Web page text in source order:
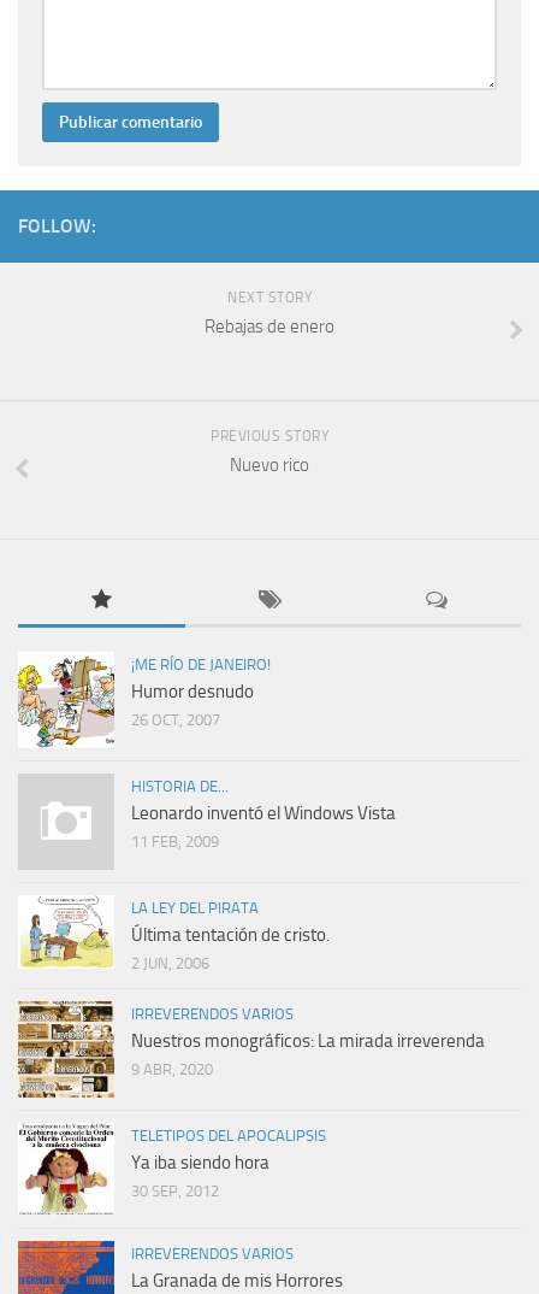
FOLLOW:
NEXT STORY
Rebajas de enero
PREVIOUS STORY
Nuevo rico
¡ME RÍO DE JANEIRO!
Humor desnudo
26 OCT, 2007
HISTORIA DE...
Leonardo inventó el Windows Vista
11 FEB, 2009
LA LEY DEL PIRATA
Última tentación de cristo.
2 JUN, 2006
IRREVERENDOS VARIOS
Nuestros monográficos: La mirada irreverenda
9 ABR, 2020
TELETIPOS DEL APOCALIPSIS
Ya iba siendo hora
30 SEP, 2012
IRREVERENDOS VARIOS
La Granada de mis Horrores